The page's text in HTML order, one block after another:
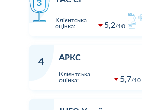
Клієнтська
оцінка:
5,2 10
4
АРКС
Клієнтська
оцінка:
5,7 10